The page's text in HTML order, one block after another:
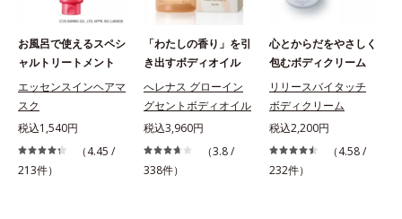
お風呂で使えるスペシ
ャルトリートメント
エッセンスインヘアマ
スク
税込1,540円
（4.45 /
213件）
「わたしの香り」を引
き出すボディオイル
へレナス グローイン
グセントボディオイル
税込3,960円
（3.8 /
338件）
心とからだをやさしく
包むボディクリーム
リリースバイタッチ
ボディクリーム
税込2,200円
（4.58 /
232件）